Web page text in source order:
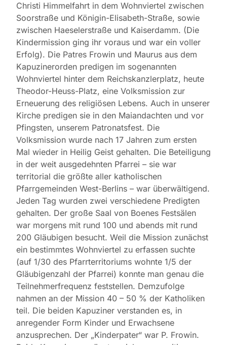
Christi Himmelfahrt in dem Wohnviertel zwischen
Soorstraße und Königin-Elisabeth-Straße, sowie
zwischen Haeselerstraße und Kaiserdamm. (Die
Kindermission ging ihr voraus und war ein voller
Erfolg). Die Patres Frowin und Maurus aus dem
Kapuzinerorden predigen im sogenannten
Wohnviertel hinter dem Reichskanzlerplatz, heute
Theodor-Heuss-Platz, eine Volksmission zur
Erneuerung des religiösen Lebens. Auch in unserer
Kirche predigen sie in den Maiandachten und vor
Pfingsten, unserem Patronatsfest. Die
Volksmission wurde nach 17 Jahren zum ersten
Mal wieder in Heilig Geist gehalten. Die Beteiligung
in der weit ausgedehnten Pfarrei – sie war
territorial die größte aller katholischen
Pfarrgemeinden West-Berlins – war überwältigend.
Jeden Tag wurden zwei verschiedene Predigten
gehalten. Der große Saal von Boenes Festsälen
war morgens mit rund 100 und abends mit rund
200 Gläubigen besucht. Weil die Mission zunächst
ein bestimmtes Wohnviertel zu erfassen suchte
(auf 1/30 des Pfarrterritoriums wohnte 1/5 der
Gläubigenzahl der Pfarrei) konnte man genau die
Teilnehmerfrequenz feststellen. Demzufolge
nahmen an der Mission 40 – 50 % der Katholiken
teil. Die beiden Kapuziner verstanden es, in
anregender Form Kinder und Erwachsene
anzusprechen. Der „Kinderpater“ war P. Frowin.